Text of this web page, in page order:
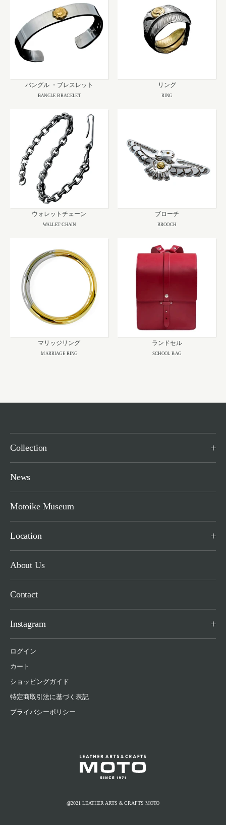
バングル ・ブレスレット
BANGLE BRACELET
リング
RING
ウォレットチェーン
WALLET CHAIN
ブローチ
BROOCH
マリッジリング
MARRIAGE RING
ランドセル
SCHOOL BAG
Collection
News
Motoike Museum
Location
About Us
Contact
Instagram
ログイン
カート
ショッピングガイド
特定商取引法に基づく表記
プライバシーポリシー
@2021 LEATHER ARTS & CRAFTS MOTO